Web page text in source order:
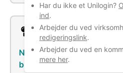
Har du ikke et Unilogin?
ind.
Arbejder du ved
redigeringslink.
Arbejder du ved en
mere her.
Lokation
Nimbusparken 24, 2000
bus/tog